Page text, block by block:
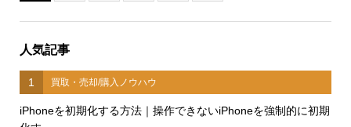
人気記事
1 買取・売却/購入ノウハウ
iPhoneを初期化する方法｜操作できないiPhoneを強制的に初期